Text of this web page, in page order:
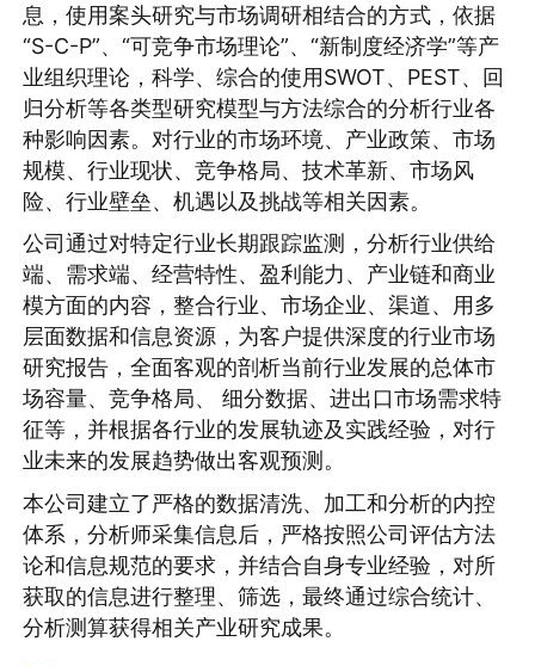
息，使用案头研究与市场调研相结合的方式，依据
“S-C-P”、“可竞争市场理论”、“新制度经济学”等产
业组织理论，科学、综合的使用SWOT、PEST、回
归分析等各类型研究模型与方法综合的分析行业各
种影响因素。对行业的市场环境、产业政策、市场
规模、行业现状、竞争格局、技术革新、市场风
险、行业壁垒、机遇以及挑战等相关因素。
公司通过对特定行业长期跟踪监测，分析行业供给
端、需求端、经营特性、盈利能力、产业链和商业
模方面的内容，整合行业、市场企业、渠道、用多
层面数据和信息资源，为客户提供深度的行业市场
研究报告，全面客观的剖析当前行业发展的总体市
场容量、竞争格局、 细分数据、进出口市场需求特
征等，并根据各行业的发展轨迹及实践经验，对行
业未来的发展趋势做出客观预测。
本公司建立了严格的数据清洗、加工和分析的内控
体系，分析师采集信息后，严格按照公司评估方法
论和信息规范的要求，并结合自身专业经验，对所
获取的信息进行整理、筛选，最终通过综合统计、
分析测算获得相关产业研究成果。